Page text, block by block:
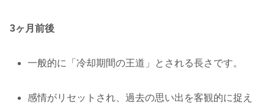
3ヶ月前後
一般的に「冷却期間の王道」とされる長さです。
感情がリセットされ、過去の思い出を客観的に捉え